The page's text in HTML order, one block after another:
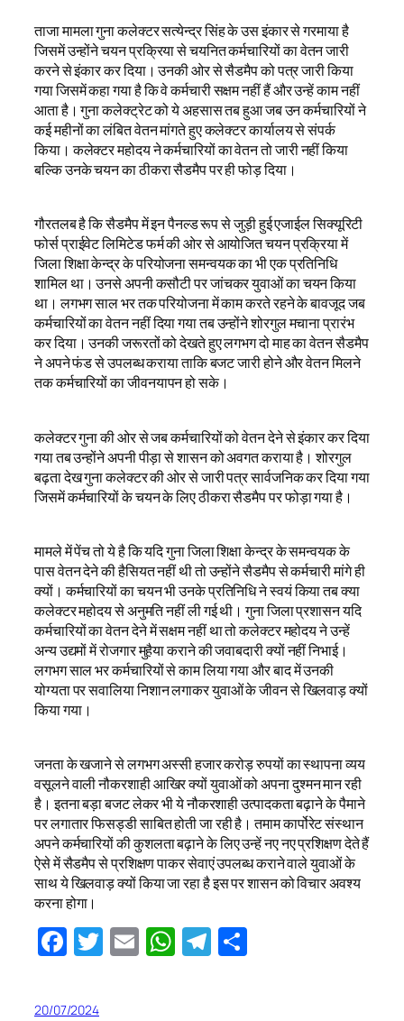
ताजा मामला गुना कलेक्टर सत्येन्द्र सिंह के उस इंकार से गरमाया है
जिसमें उन्होंने चयन प्रक्रिया से चयनित कर्मचारियों का वेतन जारी
करने से इंकार कर दिया। उनकी ओर से सैडमैप को पत्र जारी किया
गया जिसमें कहा गया है कि वे कर्मचारी सक्षम नहीं हैं और उन्हें काम नहीं
आता है। गुना कलेक्ट्रेट को ये अहसास तब हुआ जब उन कर्मचारियों ने
कई महीनों का लंबित वेतन मांगते हुए कलेक्टर कार्यालय से संपर्क
किया। कलेक्टर महोदय ने कर्मचारियों का वेतन तो जारी नहीं किया
बल्कि उनके चयन का ठीकरा सैडमैप पर ही फोड़ दिया।
गौरतलब है कि सैडमैप में इन पैनल्ड रूप से जुड़ी हुई एजाईल सिक्यूरिटी
फोर्स प्राईवेट लिमिटेड फर्म की ओर से आयोजित चयन प्रक्रिया में
जिला शिक्षा केन्द्र के परियोजना समन्वयक का भी एक प्रतिनिधि
शामिल था। उनसे अपनी कसौटी पर जांचकर युवाओं का चयन किया
था। लगभग साल भर तक परियोजना में काम करते रहने के बावजूद जब
कर्मचारियों का वेतन नहीं दिया गया तब उन्होंने शोरगुल मचाना प्रारंभ
कर दिया। उनकी जरूरतों को देखते हुए लगभग दो माह का वेतन सैडमैप
ने अपने फंड से उपलब्ध कराया ताकि बजट जारी होने और वेतन मिलने
तक कर्मचारियों का जीवनयापन हो सके।
कलेक्टर गुना की ओर से जब कर्मचारियों को वेतन देने से इंकार कर दिया
गया तब उन्होंने अपनी पीड़ा से शासन को अवगत कराया है। शोरगुल
बढ़ता देख गुना कलेक्टर की ओर से जारी पत्र सार्वजनिक कर दिया गया
जिसमें कर्मचारियों के चयन के लिए ठीकरा सैडमैप पर फोड़ा गया है।
मामले में पेंच तो ये है कि यदि गुना जिला शिक्षा केन्द्र के समन्वयक के
पास वेतन देने की हैसियत नहीं थी तो उन्होंने सैडमैप से कर्मचारी मांगे ही
क्यों। कर्मचारियों का चयन भी उनके प्रतिनिधि ने स्वयं किया तब क्या
कलेक्टर महोदय से अनुमति नहीं ली गई थी। गुना जिला प्रशासन यदि
कर्मचारियों का वेतन देने में सक्षम नहीं था तो कलेक्टर महोदय ने उन्हें
अन्य उद्यमों में रोजगार मुहैया कराने की जवाबदारी क्यों नहीं निभाई।
लगभग साल भर कर्मचारियों से काम लिया गया और बाद में उनकी
योग्यता पर सवालिया निशान लगाकर युवाओं के जीवन से खिलवाड़ क्यों
किया गया।
जनता के खजाने से लगभग अस्सी हजार करोड़ रुपयों का स्थापना व्यय
वसूलने वाली नौकरशाही आखिर क्यों युवाओं को अपना दुश्मन मान रही
है। इतना बड़ा बजट लेकर भी ये नौकरशाही उत्पादकता बढ़ाने के पैमाने
पर लगातार फिसड्डी साबित होती जा रही है। तमाम कार्पोरेट संस्थान
अपने कर्मचारियों की कुशलता बढ़ाने के लिए उन्हें नए नए प्रशिक्षण देते हैं
ऐसे में सैडमैप से प्रशिक्षण पाकर सेवाएं उपलब्ध कराने वाले युवाओं के
साथ ये खिलवाड़ क्यों किया जा रहा है इस पर शासन को विचार अवश्य
करना होगा।
Facebook
Twitter
EmailWhatsApp
Telegram
20/07/2024